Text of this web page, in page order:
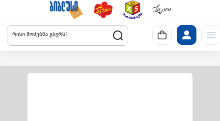
რისი მოძებნა გსურს?